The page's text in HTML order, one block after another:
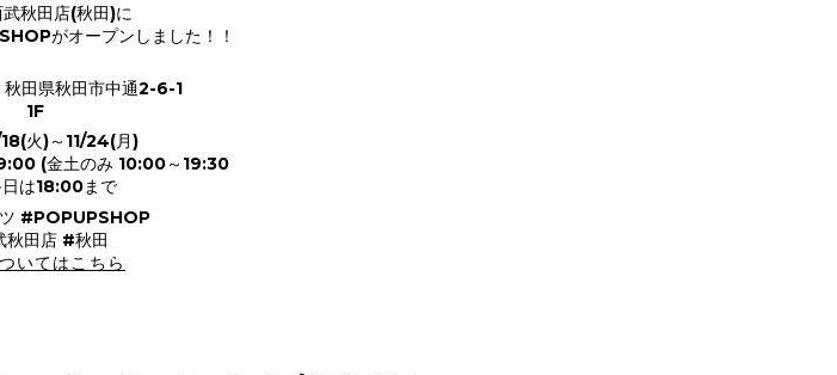
秋田店(秋田)に
がオープンしました！！
田県秋田市中通2-6-1
1F
火)～11/24(月)
(金土のみ 10:00～19:30
は18:00まで
#POPUPSHOP
秋田店 #秋田
いてはこちら